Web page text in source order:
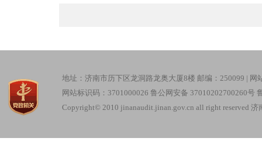
地址：济南市历下区龙洞路龙奥大厦8楼 邮编：250099 | 网
网站标识码：3701000026 鲁公网安备 37010202700260号
Copyright© 2010 jinanaudit.jinan.gov.cn all right reserved